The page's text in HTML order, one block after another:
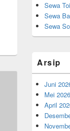
Sewa
Sewa
Sewa
Arsip
Juni
Mei 2026
April